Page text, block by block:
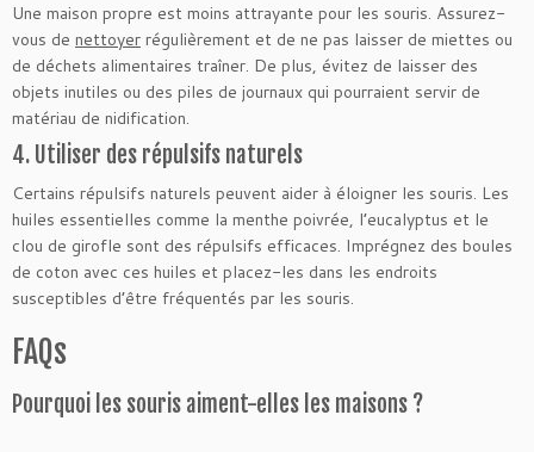
Une maison propre est moins attrayante pour les souris. Assurez-
vous de nettoyer régulièrement et de ne pas laisser de miettes ou
de déchets alimentaires traîner. De plus, évitez de laisser des
objets inutiles ou des piles de journaux qui pourraient servir de
matériau de nidification.
4. Utiliser des répulsifs naturels
Certains répulsifs naturels peuvent aider à éloigner les souris. Les
huiles essentielles comme la menthe poivrée, l’eucalyptus et le
clou de girofle sont des répulsifs efficaces. Imprégnez des boules
de coton avec ces huiles et placez-les dans les endroits
susceptibles d’être fréquentés par les souris.
FAQs
Pourquoi les souris aiment-elles les maisons ?